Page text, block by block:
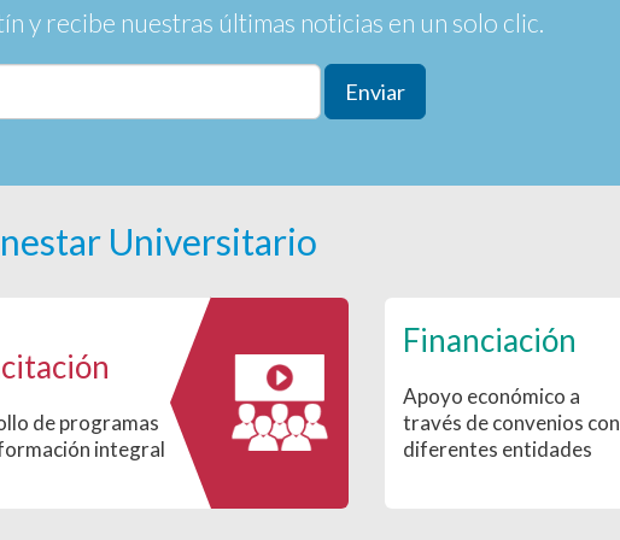
y recibe nuestras últimas noticias en un solo clic.
Enviar
Universitario
de programas
integral
Financiación
Apoyo económico a
través de convenios con
diferentes entidades